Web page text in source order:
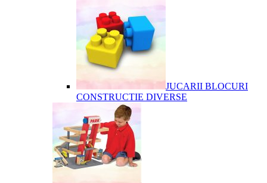
JUCARII BLOCURI
CONSTRUCTIE DIVERSE